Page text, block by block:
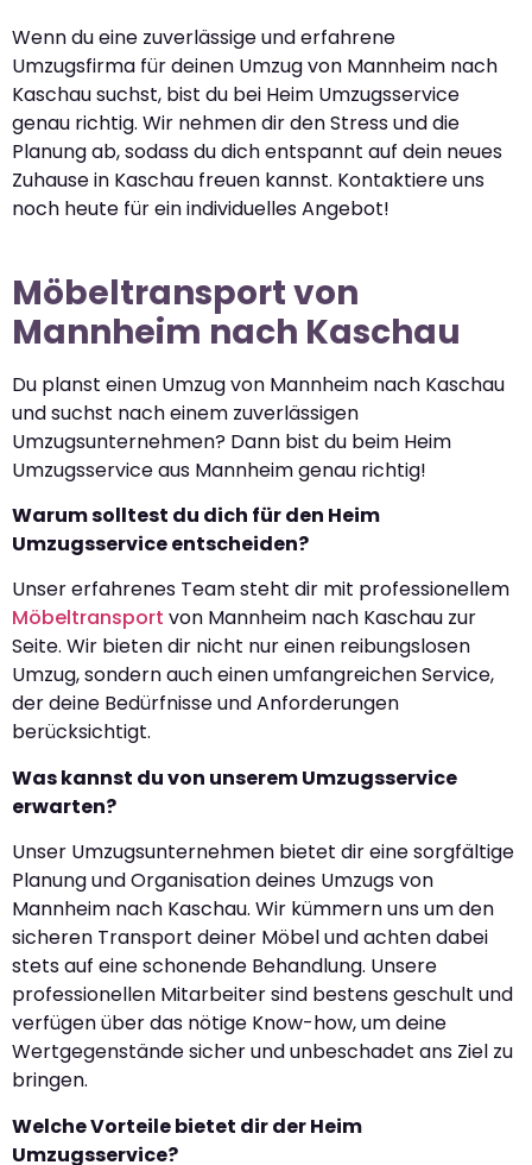
Wenn du eine zuverlässige und erfahrene
Umzugsfirma für deinen Umzug von Mannheim nach
Kaschau suchst, bist du bei Heim Umzugsservice
genau richtig. Wir nehmen dir den Stress und die
Planung ab, sodass du dich entspannt auf dein neues
Zuhause in Kaschau freuen kannst. Kontaktiere uns
noch heute für ein individuelles Angebot!
Möbeltransport von
Mannheim nach Kaschau
Du planst einen Umzug von Mannheim nach Kaschau
und suchst nach einem zuverlässigen
Umzugsunternehmen? Dann bist du beim Heim
Umzugsservice aus Mannheim genau richtig!
Warum solltest du dich für den Heim
Umzugsservice entscheiden?
Unser erfahrenes Team steht dir mit professionellem
Möbeltransport von Mannheim nach Kaschau zur
Seite. Wir bieten dir nicht nur einen reibungslosen
Umzug, sondern auch einen umfangreichen Service,
der deine Bedürfnisse und Anforderungen
berücksichtigt.
Was kannst du von unserem Umzugsservice
erwarten?
Unser Umzugsunternehmen bietet dir eine sorgfältige
Planung und Organisation deines Umzugs von
Mannheim nach Kaschau. Wir kümmern uns um den
sicheren Transport deiner Möbel und achten dabei
stets auf eine schonende Behandlung. Unsere
professionellen Mitarbeiter sind bestens geschult und
verfügen über das nötige Know-how, um deine
Wertgegenstände sicher und unbeschadet ans Ziel zu
bringen.
Welche Vorteile bietet dir der Heim
Umzugsservice?